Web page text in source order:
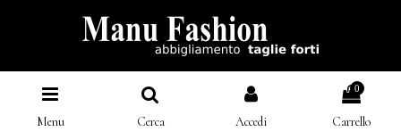
Menu Cerca Accedi
0
Carrello